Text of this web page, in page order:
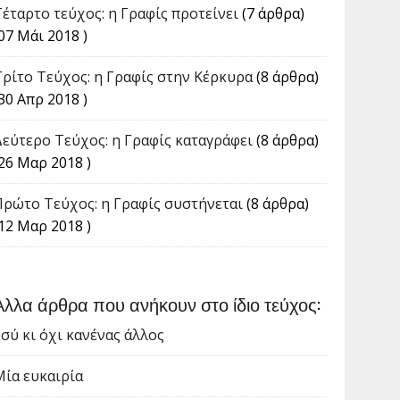
τεύχος: η Γραφίς προτείνει(7 άρθρα)
Μάι 2018 )
Τεύχος: η Γραφίς στην Κέρκυρα(8 άρθρα)
Απρ 2018 )
Τεύχος: η Γραφίς καταγράφει(8 άρθρα)
Μαρ 2018 )
Τεύχος: η Γραφίς συστήνεται(8 άρθρα)
Μαρ 2018 )
άρθρα που ανήκουν στο ίδιο τεύχος:
κι όχι κανένας άλλος
ευκαιρία